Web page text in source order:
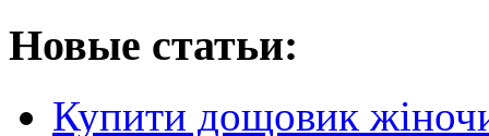
Новые статьи:
Купити дощовик